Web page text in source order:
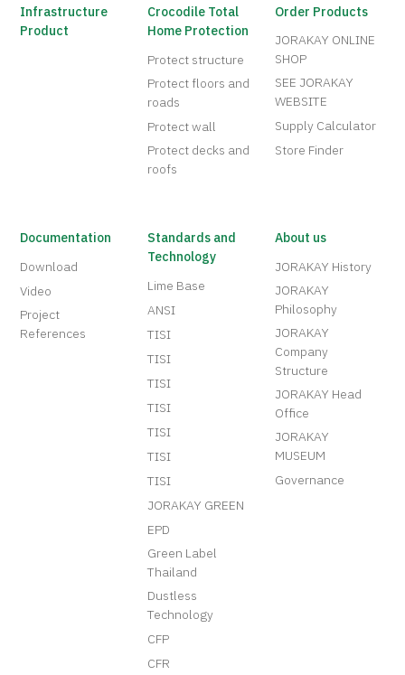
Infrastructure
Product
Crocodile Total
Home Protection
Protect structure
Protect floors and
roads
Protect wall
Protect decks and
roofs
Order Products
JORAKAY ONLINE
SHOP
SEE JORAKAY
WEBSITE
Supply Calculator
Store Finder
Documentation
Download
Video
Project
References
Standards and
Technology
Lime Base
ANSI
TISI
TISI
TISI
TISI
TISI
TISI
TISI
JORAKAY GREEN
EPD
Green Label
Thailand
Dustless
Technology
CFP
CFR
About us
JORAKAY History
JORAKAY
Philosophy
JORAKAY
Company
Structure
JORAKAY Head
Office
JORAKAY
MUSEUM
Governance